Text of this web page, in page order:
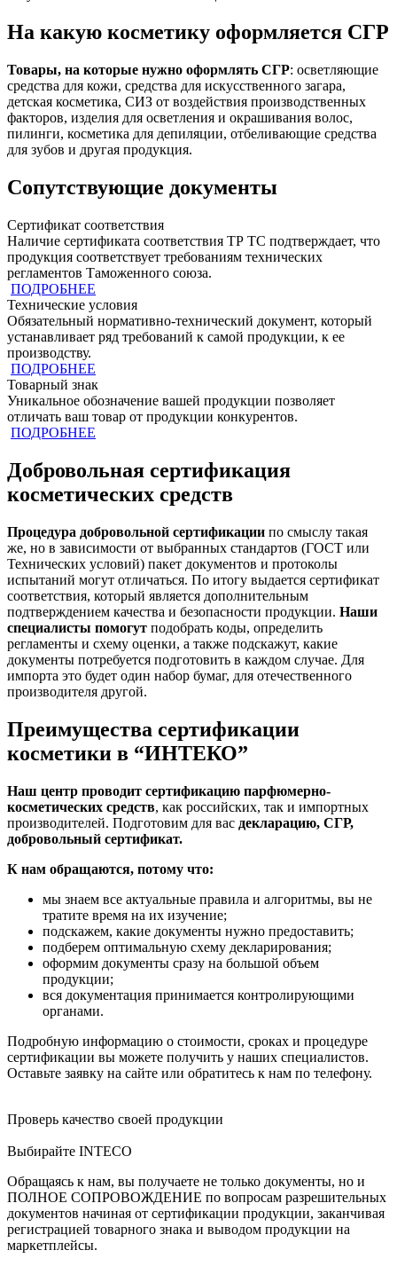
На какую косметику оформляется СГР
Товары, на которые нужно оформлять СГР: осветляющие
средства для кожи, средства для искусственного загара,
детская косметика, СИЗ от воздействия производственных
факторов, изделия для осветления и окрашивания волос,
пилинги, косметика для депиляции, отбеливающие средства
для зубов и другая продукция.
Сопутствующие документы
Сертификат соответствия
Наличие сертификата соответствия ТР ТС подтверждает, что
продукция cоответствует требованиям технических
регламентов Таможенного союза.
ПОДРОБНЕЕ
Технические условия
Обязательный нормативно-технический документ, который
устанавливает ряд требований к самой продукции, к ее
производству.
ПОДРОБНЕЕ
Товарный знак
Уникальное обозначение вашей продукции позволяет
отличать ваш товар от продукции конкурентов.
ПОДРОБНЕЕ
Добровольная сертификация
косметических средств
Процедура добровольной сертификации по смыслу такая
же, но в зависимости от выбранных стандартов (ГОСТ или
Технических условий) пакет документов и протоколы
испытаний могут отличаться. По итогу выдается сертификат
соответствия, который является дополнительным
подтверждением качества и безопасности продукции. Наши
специалисты помогут подобрать коды, определить
регламенты и схему оценки, а также подскажут, какие
документы потребуется подготовить в каждом случае. Для
импорта это будет один набор бумаг, для отечественного
производителя другой.
Преимущества сертификации
косметики в “ИНТЕКО”
Наш центр проводит сертификацию парфюмерно-
косметических средств, как российских, так и импортных
производителей. Подготовим для вас декларацию, СГР,
добровольный сертификат.
К нам обращаются, потому что:
мы знаем все актуальные правила и алгоритмы, вы не
тратите время на их изучение;
подскажем, какие документы нужно предоставить;
подберем оптимальную схему декларирования;
оформим документы сразу на большой объем
продукции;
вся документация принимается контролирующими
органами.
Подробную информацию о стоимости, сроках и процедуре
сертификации вы можете получить у наших специалистов.
Оставьте заявку на сайте или обратитесь к нам по телефону.
Проверь качество своей продукции
Выбирайте INTECO
Обращаясь к нам, вы получаете не только документы, но и
ПОЛНОЕ СОПРОВОЖДЕНИЕ по вопросам разрешительных
документов начиная от сертификации продукции, заканчивая
регистрацией товарного знака и выводом продукции на
маркетплейсы.